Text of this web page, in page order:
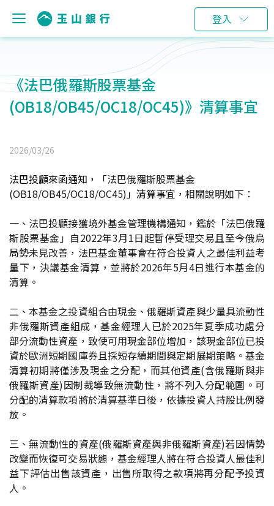
登入
《法巴俄羅斯股票基金
(OB18/OB45/OC18/OC45)》清算事宜
2026/03/26
法巴投顧來函通知，「法巴俄羅斯股票基金
(OB18/OB45/OC18/OC45)」 清算事宜 ， 相關說明如下：
一、法巴投顧接獲境外基金管理機構通知，鑑於「法巴俄羅
斯股票基金」自2022年3月1日起暫停受理交易且至今俄烏
局勢未見改善，法巴基金董事會在符合投資人之最佳利益考
量下，決議基金清算，並將於2026年5月4日進行本基金的
清算。
二、本基金之投資組合由現金、俄羅斯資產與少量具流動性
非俄羅斯資產組成，基金經理人已於2025年夏季成功處分
部分流動性資產，致使可用現金部位增加，該現金部位已投
資於歐洲短期國庫券且採短存續期間與定期展期策略。基金
清算初期將僅涉及現金之分配 ， 而其他資產(含俄羅斯與非
俄羅斯資產)因制裁導致無流動性，將不列入分配範圍。可
分配的清算款項將於清算基準日後，依據投資人持股比例發
放。
三、無流動性的資產(俄羅斯資產與非俄羅斯資產)若因情勢
改變而恢復可交易狀態，基金經理人將在符合投資人最佳利
益下評估出售該資產，出售所取得之款項將再分配予投資
人。